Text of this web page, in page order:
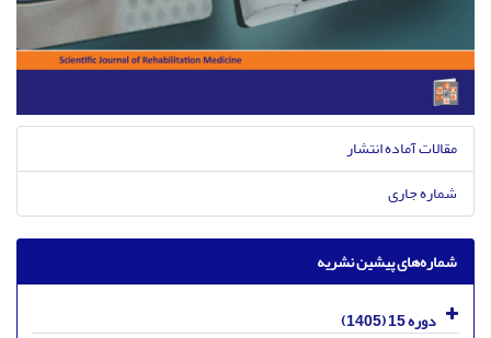
مقالات آماده انتشار
شماره جاری
شماره‌های پیشین نشریه
دوره 15 (1405)